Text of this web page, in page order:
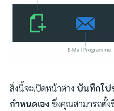
สิ่งนี้จะเปิดหน้าต่าง บันทึกโป
กำหนดเอง ซึ่งคุณสามารถตั้ง